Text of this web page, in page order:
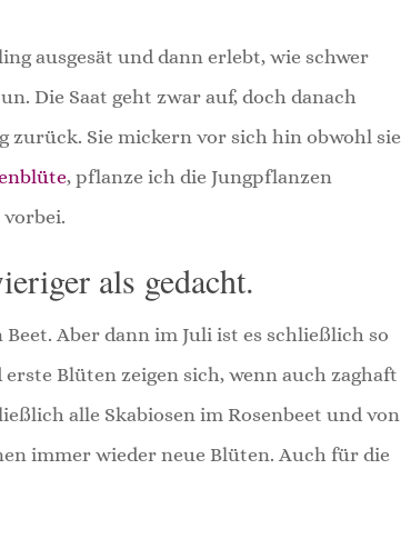
ausgesät und dann erlebt, wie schwer
Die Saat geht zwar auf, doch danach
Sie mickern vor sich hin obwohl sie
, pflanze ich die Jungpflanzen
vorbei.
als gedacht.
Aber dann im Juli ist es schließlich so
Blüten zeigen sich, wenn auch zaghaft
alle Skabiosen im Rosenbeet und von
immer wieder neue Blüten. Auch für die